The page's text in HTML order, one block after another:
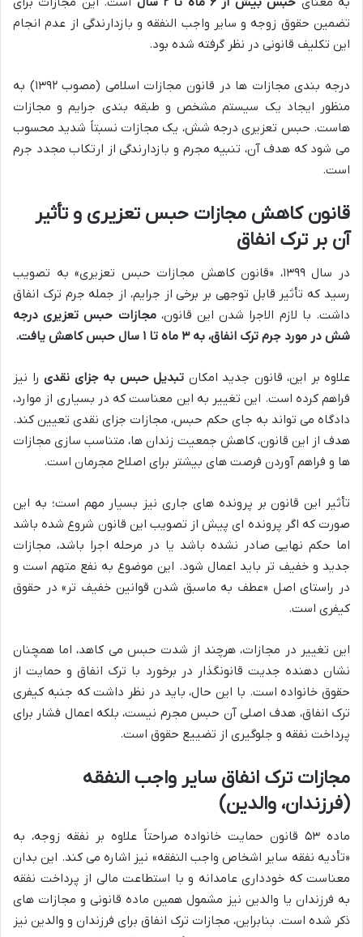
تضمین حقوق زوجه و سایر واجب النفقه و بازدارندگی از عدم انجام
این تکلیف قانونی در نظر گرفته شده بود.
درجه بندی مجازات ها در قانون مجازات اسلامی (مصوب ۱۳۹۲) به
منظور ایجاد یک سیستم مشخص و طبقه بندی جرایم و مجازات
هاست. حبس تعزیری درجه شش، یک مجازات نسبتاً شدید محسوب
می شود که هدف آن، تنبیه مجرم و بازدارندگی از ارتکاب مجدد جرم
است.
قانون کاهش مجازات حبس تعزیری و تأثیر
آن بر ترک انفاق
در سال ۱۳۹۹، «قانون کاهش مجازات حبس تعزیری» به تصویب
رسید که تأثیر قابل توجهی بر برخی از جرایم، از جمله جرم ترک انفاق
داشت. با لازم الاجرا شدن این قانون،مجازات حبس تعزیری درجه
شش در مورد جرم ترک انفاق، به ۳ ماه تا ۱ سال حبس کاهش یافت.
علاوه بر این، قانون جدید امکان تبدیل حبس به جزای نقدی را نیز
فراهم کرده است. این تغییر به این معناست که در بسیاری از موارد،
دادگاه می تواند به جای حکم حبس، مجازات جزای نقدی تعیین کند.
هدف از این قانون، کاهش جمعیت زندان ها، متناسب سازی مجازات
ها و فراهم آوردن فرصت های بیشتر برای اصلاح مجرمان است.
تأثیر این قانون بر پرونده های جاری نیز بسیار مهم است؛ به این
صورت که اگر پرونده ای پیش از تصویب این قانون شروع شده باشد
اما حکم نهایی صادر نشده باشد یا در مرحله اجرا باشد، مجازات
جدید و خفیف تر باید اعمال شود. این موضوع به نفع متهم است و
در راستای اصل «عطف به ماسبق شدن قوانین خفیف تر» در حقوق
کیفری است.
این تغییر در مجازات، هرچند از شدت حبس می کاهد، اما همچنان
نشان دهنده جدیت قانونگذار در برخورد با ترک انفاق و حمایت از
حقوق خانواده است. با این حال، باید در نظر داشت که جنبه کیفری
ترک انفاق، هدف اصلی آن حبس مجرم نیست، بلکه اعمال فشار برای
پرداخت نفقه و جلوگیری از تضییع حقوق است.
مجازات ترک انفاق سایر واجب النفقه
(فرزندان، والدین)
ماده ۵۳ قانون حمایت خانواده صراحتاً علاوه بر نفقه زوجه، به
«تأدیه نفقه سایر اشخاص واجب النفقه» نیز اشاره می کند. این بدان
معناست که خودداری عامدانه و با استطاعت مالی از پرداخت نفقه
به فرزندان یا والدین نیز مشمول همین ماده قانونی و مجازات های
ذکر شده است. بنابراین، مجازات ترک انفاق برای فرزندان و والدین نیز